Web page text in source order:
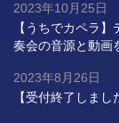
【うちでカペラ
奏会の音源と動画
2023年10月25日
【受付終了しま
2023年8月26日